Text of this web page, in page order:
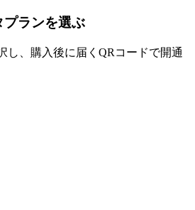
ランを選ぶ
し、購入後に届くQRコードで開通